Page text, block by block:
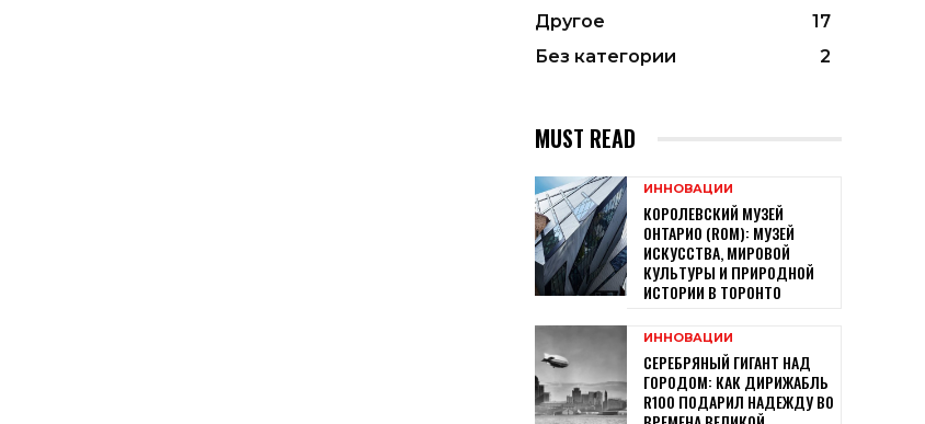
Другое
17
Без категории
2
MUST READ
ИННОВАЦИИ
КОРОЛЕВСКИЙ МУЗЕЙ
ОНТАРИО (ROM): МУЗЕЙ
ИСКУССТВА, МИРОВОЙ
КУЛЬТУРЫ И ПРИРОДНОЙ
ИСТОРИИ В ТОРОНТО
ИННОВАЦИИ
СЕРЕБРЯНЫЙ ГИГАНТ НАД
ГОРОДОМ: КАК ДИРИЖАБЛЬ
R100 ПОДАРИЛ НАДЕЖДУ ВО